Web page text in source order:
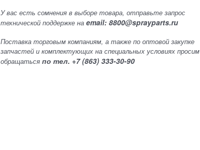
У вас есть сомнения в выборе товара, отправьте запрос
технической поддержке на email: 8800@sprayparts.ru
Поставка торговым компаниям, а также по оптовой закупке
запчастей и комплектующих на специальных условиях просим
обращаться по тел. +7 (863) 333-30-90